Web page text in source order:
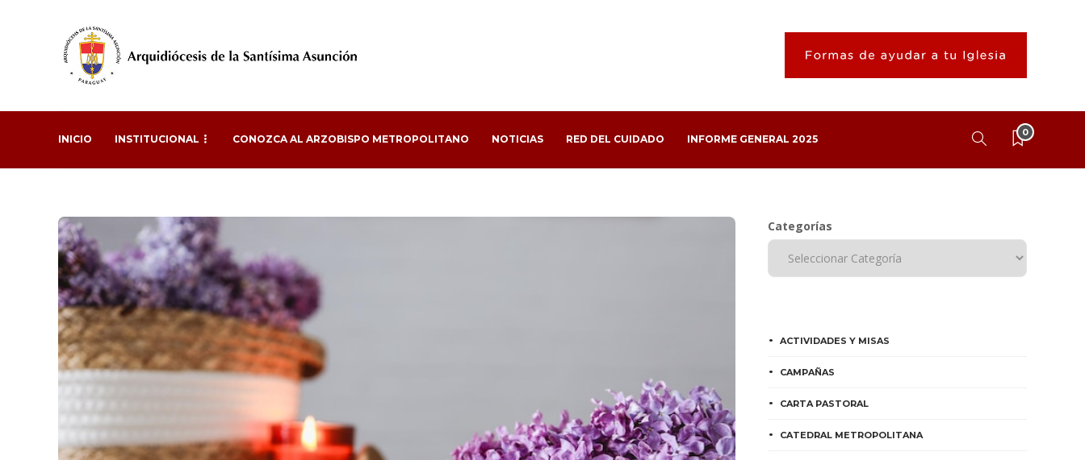
INICIO INSTITUCIONAL CONOZCA AL ARZOBISPO METROPOLITANO NOTICIAS RED DEL CUIDADO INFORME GENERAL 2025
0
Categorías
ACTIVIDADES Y MISAS
CAMPAÑAS
CARTA PASTORAL
CATEDRAL METROPOLITANA